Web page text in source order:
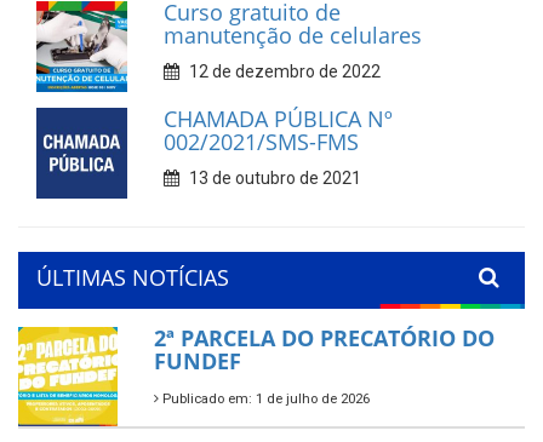
Curso gratuito de
manutenção de celulares
12 de dezembro de 2022
CHAMADA PÚBLICA Nº
002/2021/SMS-FMS
13 de outubro de 2021
ÚLTIMAS NOTÍCIAS
2ª PARCELA DO PRECATÓRIO DO
FUNDEF
Publicado em: 1 de julho de 2026